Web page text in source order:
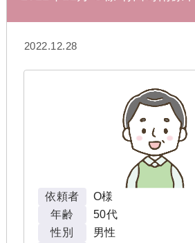
2022.12.28
依頼者
O様
年齢
50代
性別
男性